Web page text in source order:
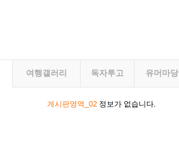
여행갤러리 독자투고 유머마당
게시판영역_02정보가 없습니다.